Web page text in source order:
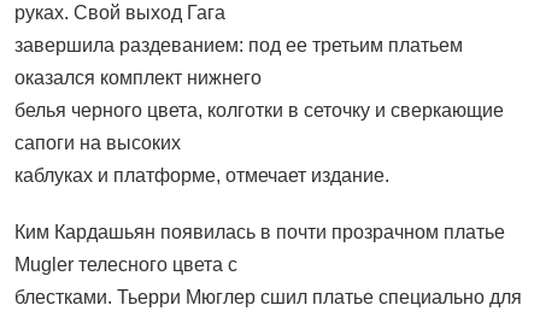
руках. Свой выход Гага
завершила раздеванием: под ее третьим платьем
оказался комплект нижнего
белья черного цвета, колготки в сеточку и сверкающие
сапоги на высоких
каблуках и платформе, отмечает издание.
Ким Кардашьян появилась в почти прозрачном платье
Mugler телесного цвета с
блестками. Тьерри Мюглер сшил платье специально для